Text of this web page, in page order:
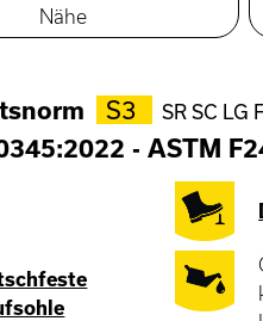
Nähe
S3 SR SC LG
-ASTM